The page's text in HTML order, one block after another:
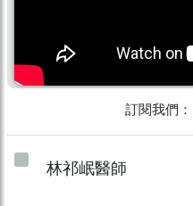
訂閱我們
林祁岷醫師